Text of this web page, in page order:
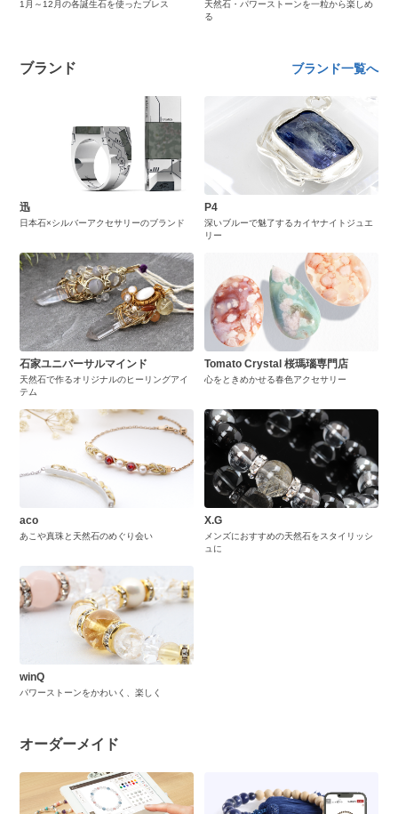
1月～12月の各誕生石を使ったブレス
天然石・パワーストーンを一粒から楽しめ
る
ブランド ブランド一覧へ
迅
日本石×シルバーアクセサリーのブランド
P4
深いブルーで魅了するカイヤナイトジュエ
リー
石家ユニバーサルマインド
天然石で作るオリジナルのヒーリングアイ
テム
Tomato Crystal 桜瑪瑙専門店
心をときめかせる春色アクセサリー
aco
あこや真珠と天然石のめぐり会い
X.G
メンズにおすすめの天然石をスタイリッシ
ュに
winQ
パワーストーンをかわいく、楽しく
オーダーメイド